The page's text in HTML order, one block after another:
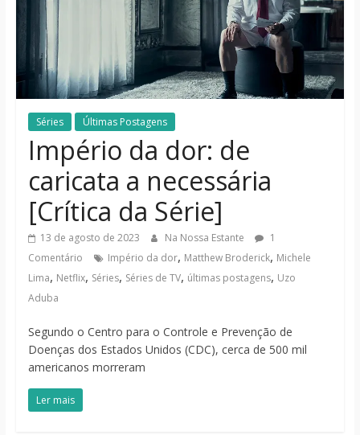
notícias
Séries Últimas Postagens
Império da dor: de
caricata a necessária
[Crítica da Série]
13 de agosto de 2023 Na Nossa Estante
1
Comentário
Império da dor, Matthew Broderick, Michele
Lima, Netflix, Séries, Séries de TV, últimas postagens, Uzo
Aduba
Segundo o Centro para o Controle e Prevenção de
Doenças dos Estados Unidos (CDC), cerca de 500 mil
americanos morreram
Ler mais